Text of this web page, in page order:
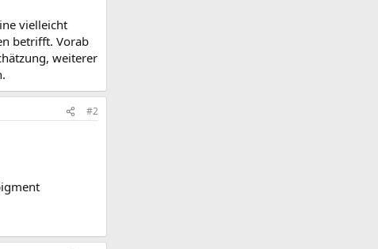
vielleicht
betrifft. Vorab
weiterer
#2